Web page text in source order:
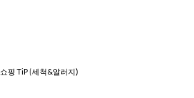
쇼핑 TiP (세척&알러지)